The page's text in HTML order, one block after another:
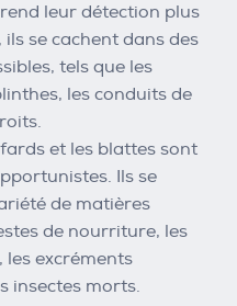
leur détection plus
se cachent dans des
tels que les
les conduits de
et les blattes sont
Ils se
de matières
de nourriture, les
les excréments
insectes morts.